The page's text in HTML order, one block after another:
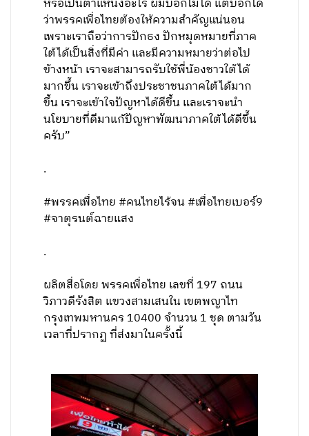
หรือเป็นตำแหน่งอะไร ผมบอกไม่ได้ แต่บอกได้
ว่าพรรคเพื่อไทยต้องให้ความสำคัญแน่นอน
เพราะเราถือว่าการปักธง ปักหมุดหมายที่ภาค
ใต้ได้เป็นสิ่งที่มีค่า และมีความหมายว่าต่อไป
ข้างหน้า เราจะสามารถรับใช้พี่น้องชาวใต้ได้
มากขึ้น เราจะเข้าถึงประชาชนภาคใต้ได้มาก
ขึ้น เราจะเข้าใจปัญหาได้ดีขึ้น และเราจะนำ
นโยบายที่ดีมาแก้ปัญหาพัฒนาภาคใต้ได้ดีขึ้น
ครับ”
.
#พรรคเพื่อไทย #คนไทยไร้จน #เพื่อไทยเบอร์9
#จาตุรนต์ฉายแสง
.
ผลิตสื่อโดย พรรคเพื่อไทย เลขที่ 197 ถนน
วิภาวดีรังสิต แขวงสามเสนใน เขตพญาไท
กรุงเทพมหานคร 10400 จำนวน 1 ชุด ตามวัน
เวลาที่ปรากฏ ที่ส่งมาในครั้งนี้